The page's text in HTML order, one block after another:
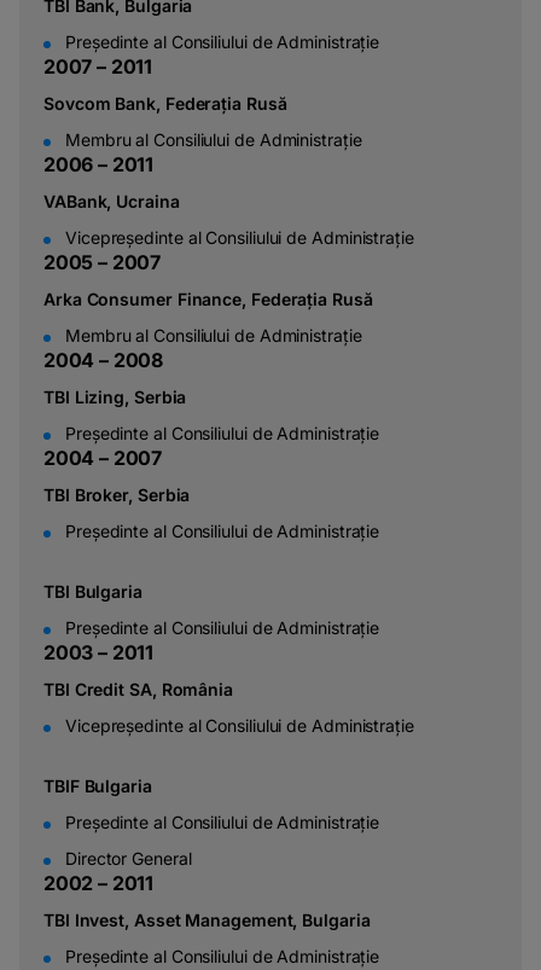
TBI Bank, Bulgaria
Președinte al Consiliului de Administrație
2007 – 2011
Sovcom Bank, Federația Rusă
Membru al Consiliului de Administrație
2006 – 2011
VABank, Ucraina
Vicepreședinte al Consiliului de Administrație
2005 – 2007
Arka Consumer Finance, Federația Rusă
Membru al Consiliului de Administrație
2004 – 2008
TBI Lizing, Serbia
Președinte al Consiliului de Administrație
2004 – 2007
TBI Broker, Serbia
Președinte al Consiliului de Administrație
TBI Bulgaria
Președinte al Consiliului de Administrație
2003 – 2011
TBI Credit SA, România
Vicepreședinte al Consiliului de Administrație
TBIF Bulgaria
Președinte al Consiliului de Administrație
Director General
2002 – 2011
TBI Invest, Asset Management, Bulgaria
Președinte al Consiliului de Administrație